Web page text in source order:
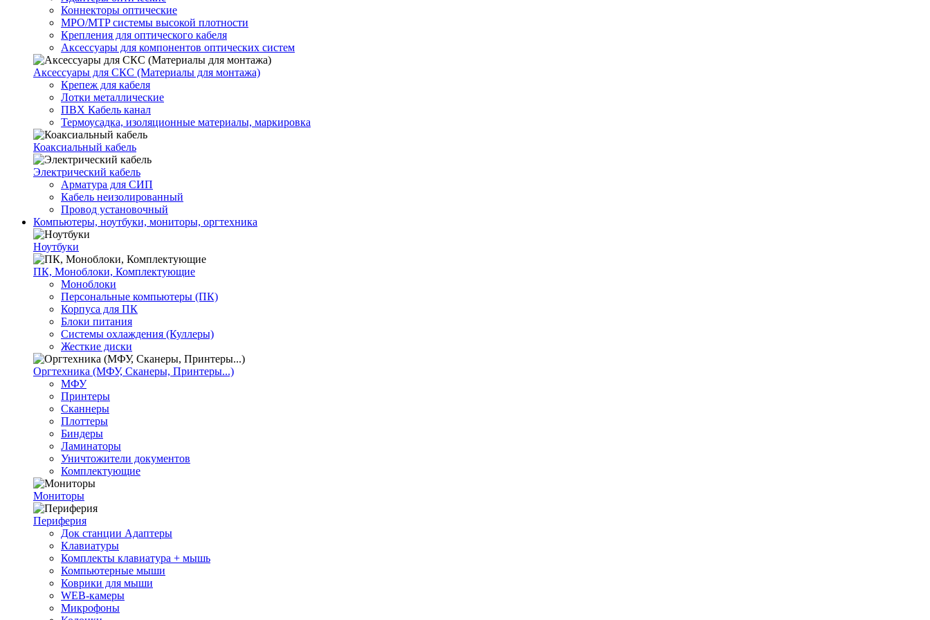
Коннекторы оптические
MPO/MTP системы высокой плотности
Крепления для оптического кабеля
Аксессуары для компонентов оптических систем
Аксессуары для СКС (Материалы для монтажа)
Крепеж для кабеля
Лотки металлические
ПВХ Кабель канал
Термоусадка, изоляционные материалы, маркировка
Коаксиальный кабель
Электрический кабель
Арматура для СИП
Кабель неизолированный
Провод установочный
Компьютеры, ноутбуки, мониторы, оргтехника
Ноутбуки
ПК, Моноблоки, Комплектующие
Моноблоки
Персональные компьютеры (ПК)
Корпуса для ПК
Блоки питания
Системы охлаждения (Куллеры)
Жесткие диски
Оргтехника (МФУ, Сканеры, Принтеры...)
МФУ
Принтеры
Сканнеры
Плоттеры
Биндеры
Ламинаторы
Уничтожители документов
Комплектующие
Мониторы
Периферия
Док станции Адаптеры
Клавиатуры
Комплекты клавиатура + мышь
Компьютерные мыши
Коврики для мыши
WEB-камеры
Микрофоны